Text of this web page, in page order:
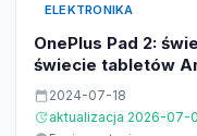
ELEKTRONIKA
OnePlus Pad 2:
świecie tabletów
2024-07-18
aktualizacja 2026-07-